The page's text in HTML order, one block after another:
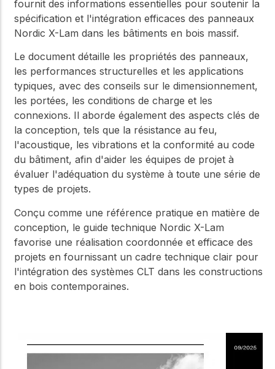
fournit des informations essentielles pour soutenir la
spécification et l'intégration efficaces des panneaux
Nordic X-Lam dans les bâtiments en bois massif.
Le document détaille les propriétés des panneaux,
les performances structurelles et les applications
typiques, avec des conseils sur le dimensionnement,
les portées, les conditions de charge et les
connexions. Il aborde également des aspects clés de
la conception, tels que la résistance au feu,
l'acoustique, les vibrations et la conformité au code
du bâtiment, afin d'aider les équipes de projet à
évaluer l'adéquation du système à toute une série de
types de projets.
Conçu comme une référence pratique en matière de
conception, le guide technique Nordic X-Lam
favorise une réalisation coordonnée et efficace des
projets en fournissant un cadre technique clair pour
l'intégration des systèmes CLT dans les constructions
en bois contemporaines.